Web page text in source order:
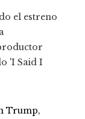
el estreno
'I Said I